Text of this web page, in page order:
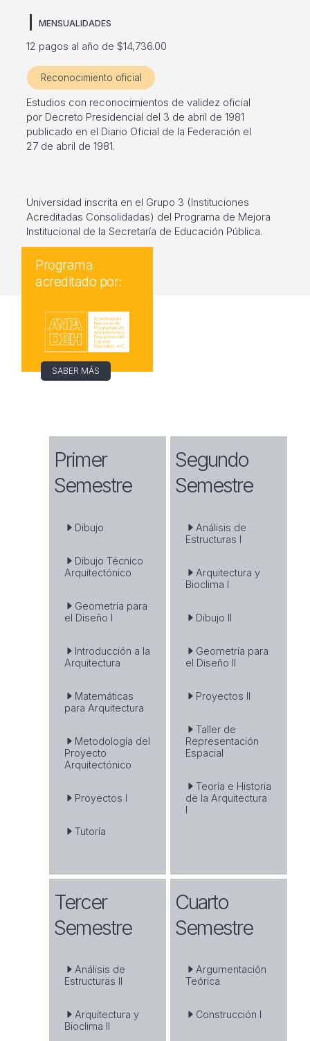
MENSUALIDADES
12 pagos al año de $14,736.00
Reconocimiento oficial
Estudios con reconocimientos de validez oficial
por Decreto Presidencial del 3 de abril de 1981
publicado en el Diario Oficial de la Federación el
27 de abril de 1981.
Universidad inscrita en el Grupo 3 (Instituciones
Acreditadas Consolidadas) del Programa de Mejora
Institucional de la Secretaría de Educación Pública.
Programa
acreditado por:
SABER MÁS
Primer
Semestre
Dibujo
Dibujo Técnico
Arquitectónico
Geometría para
el Diseño I
Introducción a la
Arquitectura
Matemáticas
para Arquitectura
Metodología del
Proyecto
Arquitectónico
Proyectos I
Tutoría
Segundo
Semestre
Análisis de
Estructuras I
Arquitectura y
Bioclima I
Dibujo II
Geometría para
el Diseño II
Proyectos II
Taller de
Representación
Espacial
Teoría e Historia
de la Arquitectura
I
Tercer
Semestre
Análisis de
Estructuras II
Arquitectura y
Bioclima II
Cuarto
Semestre
Argumentación
Teórica
Construcción I